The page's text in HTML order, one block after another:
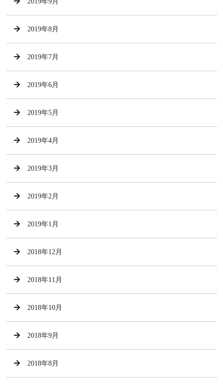
2019年8月
2019年7月
2019年6月
2019年5月
2019年4月
2019年3月
2019年2月
2019年1月
2018年12月
2018年11月
2018年10月
2018年9月
2018年8月